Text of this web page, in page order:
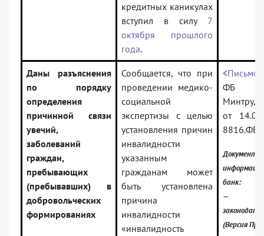
кредитных каникулах
вступил в силу 7
октября прошлого
года.
Даны разъяснения
по порядку
определения
причинной связи
увечий,
заболеваний
граждан,
пребывающих
(пребывавших) в
добровольческих
формированиях
Сообщается, что при
проведении медико-
социальной
экспертизы с целью
установления причин
инвалидности
указанным
гражданам может
быть установлена
причина
инвалидности
«инвалидность
<Письмо>
ФБ
от
Документ
банк:
—
(Версия